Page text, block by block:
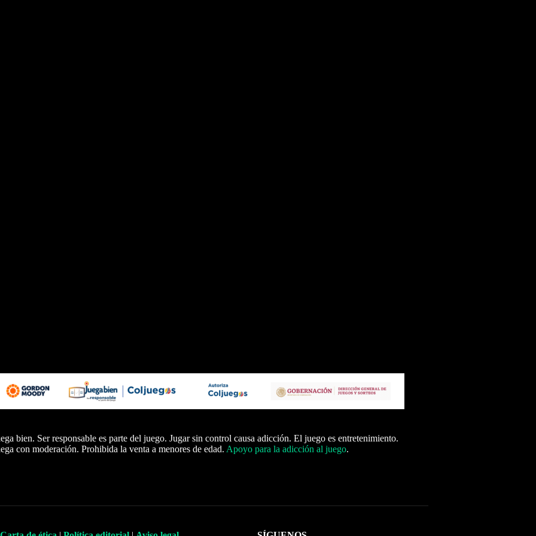
bien. Ser responsable es parte del juego. Jugar sin control causa adicción. El juego es entretenimiento.
con moderación. Prohibida la venta a menores de edad. Apoyo para la adicción al juego.